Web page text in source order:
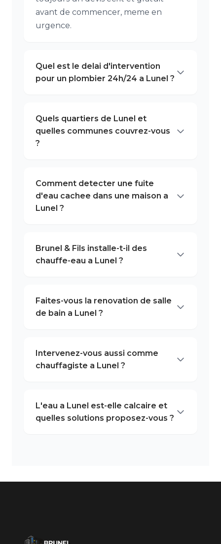
avant de commencer, meme en
urgence.
Quel est le delai d'intervention
pour un plombier 24h/24 a Lunel ?
Quels quartiers de Lunel et
quelles communes couvrez-vous
?
Comment detecter une fuite
d'eau cachee dans une maison a
Lunel ?
Brunel & Fils installe-t-il des
chauffe-eau a Lunel ?
Faites-vous la renovation de salle
de bain a Lunel ?
Intervenez-vous aussi comme
chauffagiste a Lunel ?
L'eau a Lunel est-elle calcaire et
quelles solutions proposez-vous ?